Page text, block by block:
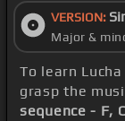
VERSION:
Major &
To learn
grasp the
sequence - F,